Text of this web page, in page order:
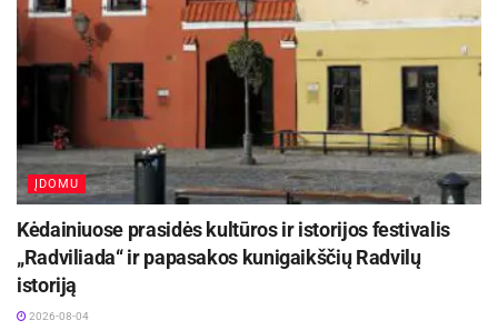
ĮDOMU
Kėdainiuose prasidės kultūros ir istorijos festivalis
„Radviliada“ ir papasakos kunigaikščių Radvilų
istoriją
2026-08-04